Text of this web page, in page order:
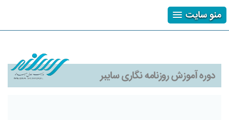
منو سایت
دوره آموزش روزنامه نگاری سایبر